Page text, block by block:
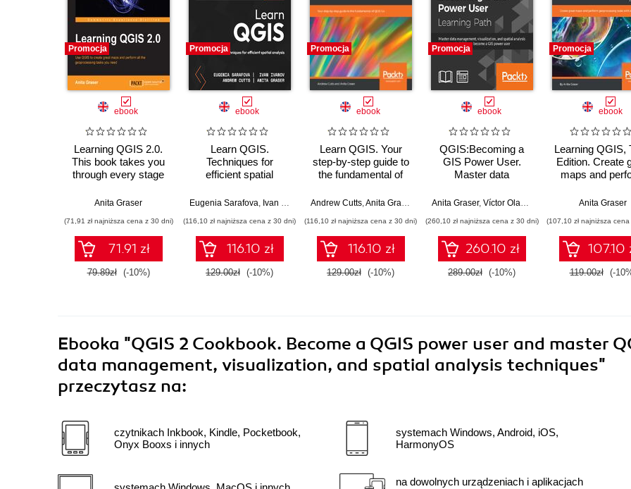
Promocja
ebook
Learning QGIS 2.0.
This book takes you
through every stage
superb maps using
installation on your
favorite OS to data
editing and spatial
analysis right through
to designing your
Anita Graser
(71,91 zł najniższa cena z 30 dni)
71.91 zł
79.89zł (-10%)
Promocja
ebook
Learn QGIS.
Techniques for
efficient spatial
Edition
Eugenia Sarafova Ivan Ivanov Andrew Cutts, Anita Graser
(116,10 zł najniższa cena z 30 dni)
116.10 zł
129.00zł (-10%)
Promocja
ebook
Learn QGIS. Your
step-by-step guide to
the fundamental of
Edition
Andrew Cutts Anita Graser
(116,10 zł najniższa cena z 30 dni)
116.10 zł
129.00zł (-10%)
Promocja
ebook
QGIS:Becoming a
GIS Power User.
Master data
visualization, and
techniques in QGIS
and become a GIS
power user
Anita Graser, Víctor Olaya Ferrero Oleksandr Bruy,
(260,10 zł najniższa cena z 30 dni)
260.10 zł
289.00zł (-10%)
Promocja
ebook
Learning QGIS,
Edition. Create
maps and
with ease -
Anita Graser
(107,10 zł najniższa
107.10
119.00zł (-
Ebooka "QGIS 2 Cookbook. Become a QGIS power user and master
data management, visualization, and spatial analysis techniques"
przeczytasz na:
czytnikach Inkbook, Kindle, Pocketbook,
Onyx Booxs i innych
systemach Windows, Android, iOS,
HarmonyOS
na dowolnych urządzeniach i aplikacjach